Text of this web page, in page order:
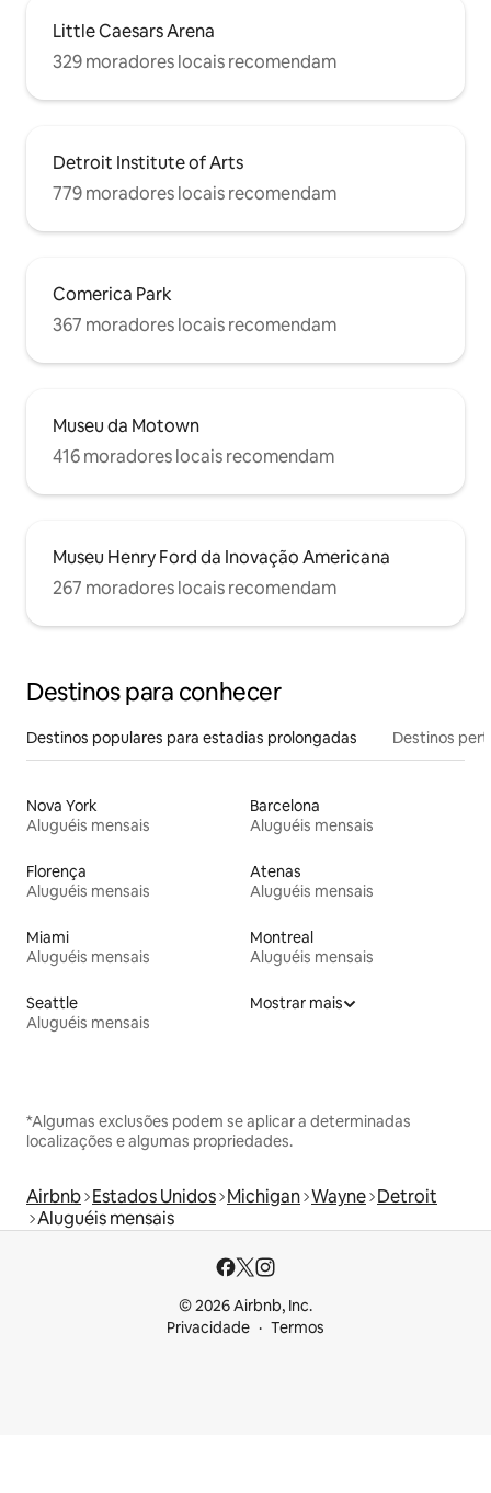
Little Caesars Arena
329 moradores locais recomendam
Detroit Institute of Arts
779 moradores locais recomendam
Comerica Park
367 moradores locais recomendam
Museu da Motown
416 moradores locais recomendam
Museu Henry Ford da Inovação Americana
267 moradores locais recomendam
Destinos para conhecer
Destinos populares para estadias prolongadas Destinos
Nova York
Aluguéis mensais
Barcelona
Aluguéis mensais
Florença
Aluguéis mensais
Atenas
Aluguéis mensais
Miami
Aluguéis mensais
Montreal
Aluguéis mensais
Seattle
Aluguéis mensais
Mostrar mais
*Algumas exclusões podem se aplicar a determinadas
localizações e algumas propriedades.
Airbnb Estados Unidos Michigan Wayne Detroit
Aluguéis mensais
© 2026 Airbnb, Inc.
Privacidade
Termos